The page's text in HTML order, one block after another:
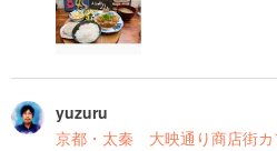
yuzuru
京都・太秦 大映通り商店街カ